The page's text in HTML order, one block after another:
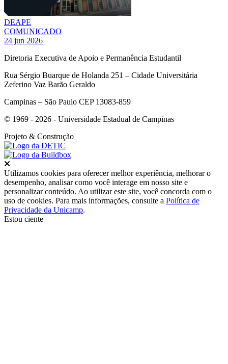
DEAPE
COMUNICADO
24 jun 2026
Diretoria Executiva de Apoio e Permanência Estudantil
Rua Sérgio Buarque de Holanda 251 – Cidade Universitária
Zeferino Vaz Barão Geraldo
Campinas – São Paulo CEP 13083-859
© 1969 - 2026 - Universidade Estadual de Campinas
Projeto & Construção
Utilizamos cookies para oferecer melhor experiência, melhorar o
desempenho, analisar como você interage em nosso site e
personalizar conteúdo. Ao utilizar este site, você concorda com o
uso de cookies. Para mais informações, consulte a Política de
Privacidade da Unicamp.
Estou ciente